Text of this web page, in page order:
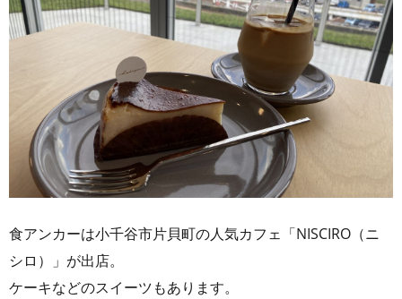
食アンカーは小千谷市片貝町の人気カフェ「NISCIRO（ニ
シロ）」が出店。
ケーキなどのスイーツもあります。